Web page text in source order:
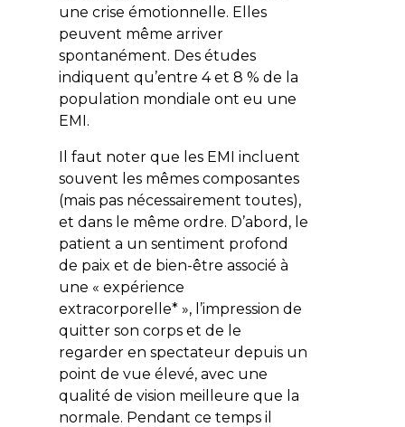
une crise émotionnelle. Elles
peuvent même arriver
spontanément. Des études
indiquent qu’entre 4 et 8 % de la
population mondiale ont eu une
EMI.
Il faut noter que les EMI incluent
souvent les mêmes composantes
(mais pas nécessairement toutes),
et dans le même ordre. D’abord, le
patient a un sentiment profond
de paix et de bien-être associé à
une « expérience
extracorporelle* », l’impression de
quitter son corps et de le
regarder en spectateur depuis un
point de vue élevé, avec une
qualité de vision meilleure que la
normale. Pendant ce temps il